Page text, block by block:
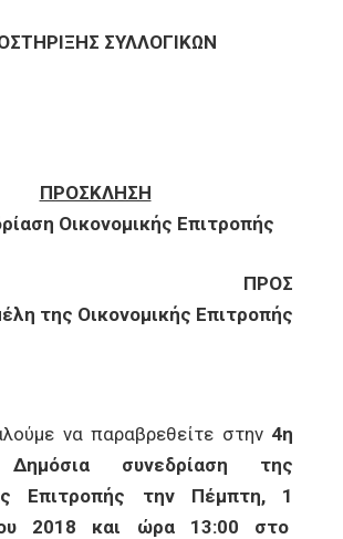
ΣΥΛΛΟΓΙΚΩΝ
ΠΡΟΣΚΛΗΣΗ
Οικονομικής Επιτροπής
ΠΡΟΣ
της Οικονομικής Επιτροπής
να παραβρεθείτε στην 4η
συνεδρίαση της
Επιτροπής την Πέμπτη, 1
2018 και ώρα 13:00 στο